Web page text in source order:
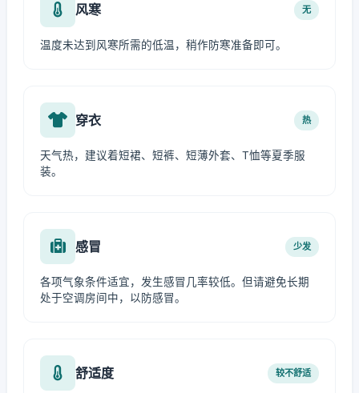
风寒 无
温度未达到风寒所需的低温，稍作防寒准备即可。
穿衣 热
天气热，建议着短裙、短裤、短薄外套、T恤等夏季服
装。
感冒 少发
各项气象条件适宜，发生感冒几率较低。但请避免长期
处于空调房间中，以防感冒。
舒适度 较不舒适